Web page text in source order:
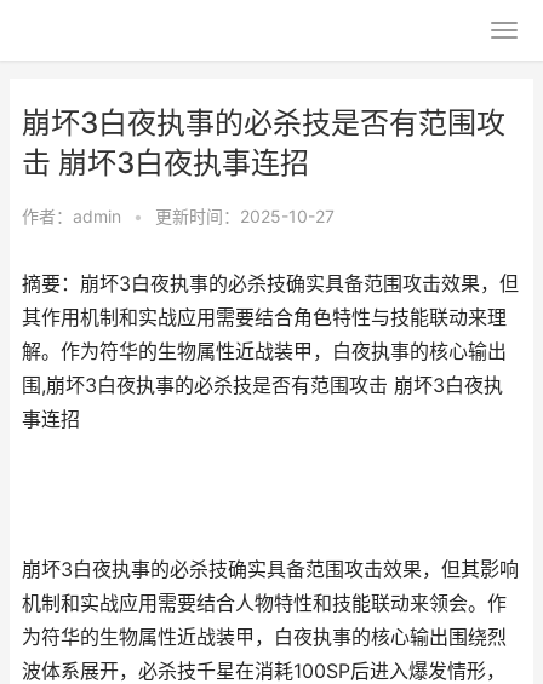
崩坏3白夜执事的必杀技是否有范围攻
击 崩坏3白夜执事连招
作者： admin • 更新时间：2025-10-27
摘要：崩坏3白夜执事的必杀技确实具备范围攻击效果，但
其作用机制和实战应用需要结合角色特性与技能联动来理
解。作为符华的生物属性近战装甲，白夜执事的核心输出
围,崩坏3白夜执事的必杀技是否有范围攻击 崩坏3白夜执
事连招
崩坏3白夜执事的必杀技确实具备范围攻击效果，但其影响
机制和实战应用需要结合人物特性和技能联动来领会。作
为符华的生物属性近战装甲，白夜执事的核心输出围绕烈
波体系展开，必杀技千星在消耗100SP后进入爆发情形，